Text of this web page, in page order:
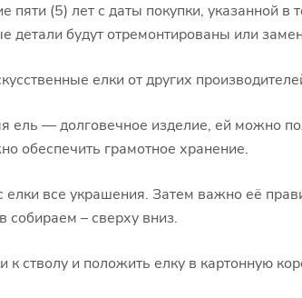
пяти (5) лет с даты покупки, указанной
детали будут отремонтированы или
елки от других
ель — долговечное изделие, ей можно
обеспечить грамотное хранение.
все украшения. Затем важно её
собираем – сверху вниз.
к стволу и положить елку в картонную